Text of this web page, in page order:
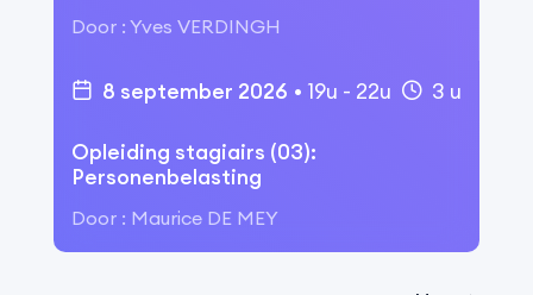
Door : Yves VERDINGH
8 september 2026 • 19u - 22u 3 u
Opleiding stagiairs (03):
Personenbelasting
Door : Maurice DE MEY